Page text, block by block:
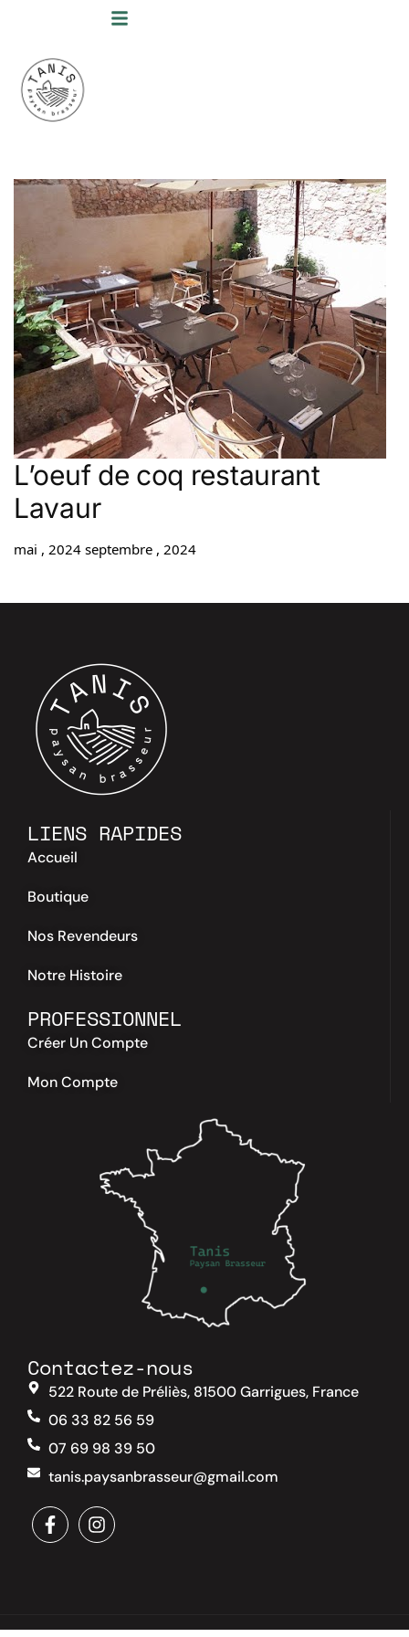
L’oeuf de coq restaurant
Lavaur
mai , 2024 septembre , 2024
LIENS RAPIDES
Accueil
Boutique
Nos Revendeurs
Notre Histoire
PROFESSIONNEL
Créer Un Compte
Mon Compte
Contactez-nous
522 Route de Préliès, 81500 Garrigues, France
06 33 82 56 59
07 69 98 39 50
tanis.paysanbrasseur@gmail.com